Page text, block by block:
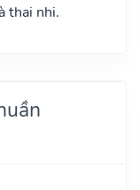
thai nhi.